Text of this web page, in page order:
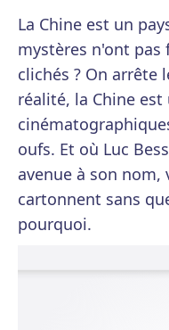
La Chine est un
mystères n'ont
clichés ? On arrête
réalité, la Chine
oufs. Et où Luc
avenue à son nom,
cartonnent sans
pourquoi.